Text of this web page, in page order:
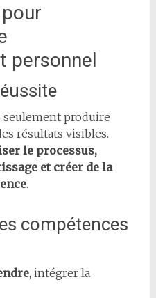
personnel
seulement produire
résultats visibles.
le processus,
et créer de la
.
compétences
, intégrer la